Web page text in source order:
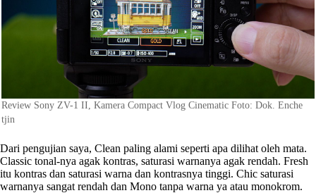
Review Sony ZV-1 II, Kamera Compact Vlog Cinematic Foto: Dok. Enche
tjin
Dari pengujian saya, Clean paling alami seperti apa dilihat oleh mata.
Classic tonal-nya agak kontras, saturasi warnanya agak rendah. Fresh
itu kontras dan saturasi warna dan kontrasnya tinggi. Chic saturasi
warnanya sangat rendah dan Mono tanpa warna ya atau monokrom.